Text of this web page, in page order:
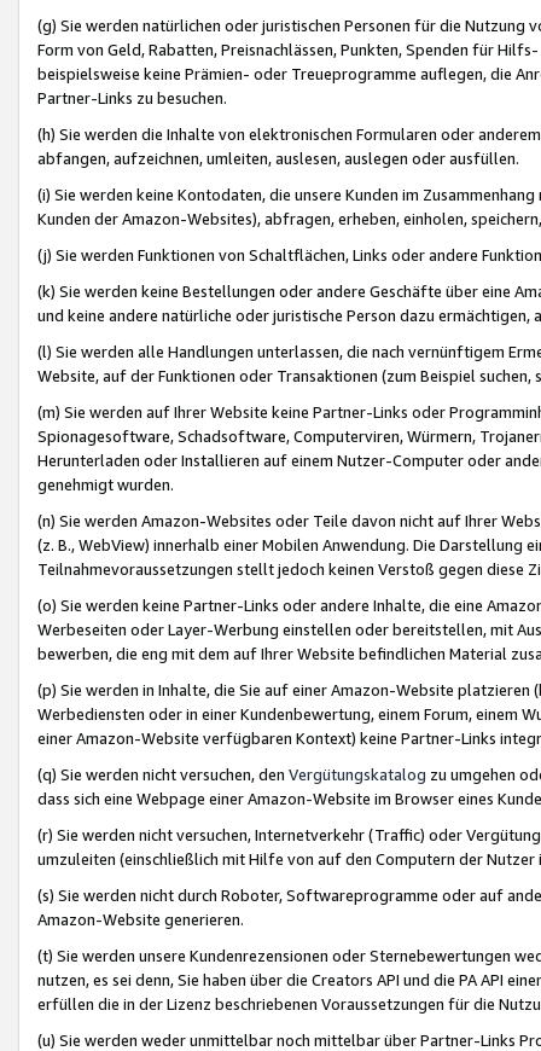
(g) Sie werden natürlichen oder juristischen Personen für die Nutzung
Form von Geld, Rabatten, Preisnachlässen, Punkten, Spenden für
beispielsweise keine Prämien- oder Treueprogramme auflegen, die
Partner-Links zu besuchen.
(h) Sie werden die Inhalte von elektronischen Formularen oder
abfangen, aufzeichnen, umleiten, auslesen, auslegen oder ausfüllen.
(i) Sie werden keine Kontodaten, die unsere Kunden im
Kunden der Amazon-Websites), abfragen, erheben, einholen,
(j) Sie werden Funktionen von Schaltflächen, Links oder andere
(k) Sie werden keine Bestellungen oder andere Geschäfte über eine
und keine andere natürliche oder juristische Person dazu
(l) Sie werden alle Handlungen unterlassen, die nach vernünftigem
Website, auf der Funktionen oder Transaktionen (zum Beispiel
(m) Sie werden auf Ihrer Website keine Partner-Links oder
Spionagesoftware, Schadsoftware, Computerviren, Würmern,
Herunterladen oder Installieren auf einem Nutzer-Computer oder
genehmigt wurden.
(n) Sie werden Amazon-Websites oder Teile davon nicht auf Ihrer
(z. B., WebView) innerhalb einer Mobilen Anwendung. Die Darstellung
Teilnahmevoraussetzungen stellt jedoch keinen Verstoß gegen diese
(o) Sie werden keine Partner-Links oder andere Inhalte, die eine
Werbeseiten oder Layer-Werbung einstellen oder bereitstellen, mit
bewerben, die eng mit dem auf Ihrer Website befindlichen Material
(p) Sie werden in Inhalte, die Sie auf einer Amazon-Website
Werbediensten oder in einer Kundenbewertung, einem Forum, einem
einer Amazon-Website verfügbaren Kontext) keine Partner-Links
(q) Sie werden nicht versuchen, den Vergütungskatalog zu umgehen
dass sich eine Webpage einer Amazon-Website im Browser eines
(r) Sie werden nicht versuchen, Internetverkehr (Traffic) oder
umzuleiten (einschließlich mit Hilfe von auf den Computern der
(s) Sie werden nicht durch Roboter, Softwareprogramme oder auf
Amazon-Website generieren.
(t) Sie werden unsere Kundenrezensionen oder Sternebewertungen
nutzen, es sei denn, Sie haben über die Creators API und die PA API
erfüllen die in der Lizenz beschriebenen Voraussetzungen für die
(u) Sie werden weder unmittelbar noch mittelbar über Partner-Links